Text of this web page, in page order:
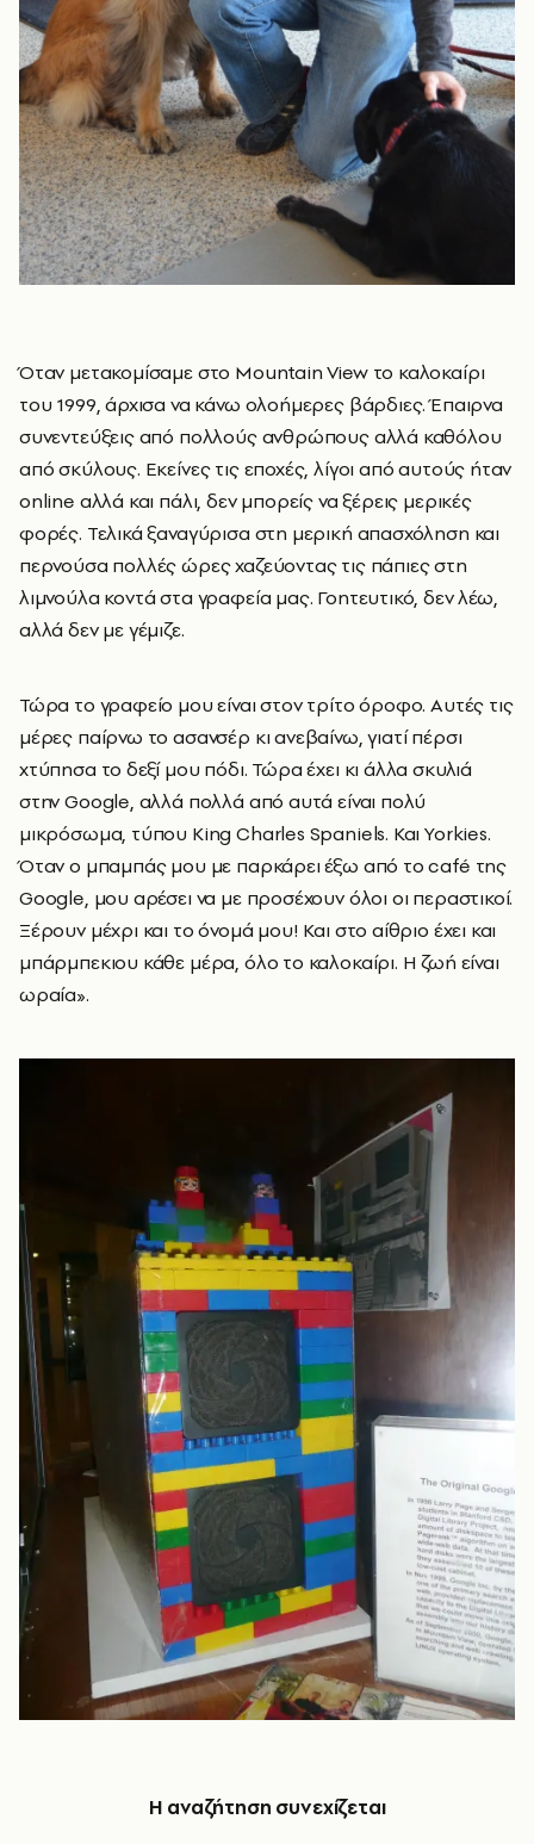
Όταν μετακομίσαμε στο Mountain View το καλοκαίρι
του 1999, άρχισα να κάνω ολοήμερες βάρδιες. Έπαιρνα
συνεντεύξεις από πολλούς ανθρώπους αλλά καθόλου
από σκύλους. Εκείνες τις εποχές, λίγοι από αυτούς ήταν
online αλλά και πάλι, δεν μπορείς να ξέρεις μερικές
φορές. Τελικά ξαναγύρισα στη μερική απασχόληση και
περνούσα πολλές ώρες χαζεύοντας τις πάπιες στη
λιμνούλα κοντά στα γραφεία μας. Γοητευτικό, δεν λέω,
αλλά δεν με γέμιζε.
Τώρα το γραφείο μου είναι στον τρίτο όροφο. Αυτές τις
μέρες παίρνω το ασανσέρ κι ανεβαίνω, γιατί πέρσι
χτύπησα το δεξί μου πόδι. Τώρα έχει κι άλλα σκυλιά
στην Google, αλλά πολλά από αυτά είναι πολύ
μικρόσωμα, τύπου King Charles Spaniels. Και Yorkies.
Όταν ο μπαμπάς μου με παρκάρει έξω από το café της
Google, μου αρέσει να με προσέχουν όλοι οι περαστικοί.
Ξέρουν μέχρι και το όνομά μου! Και στο αίθριο έχει και
μπάρμπεκιου κάθε μέρα, όλο το καλοκαίρι. Η ζωή είναι
ωραία».
Η αναζήτηση συνεχίζεται